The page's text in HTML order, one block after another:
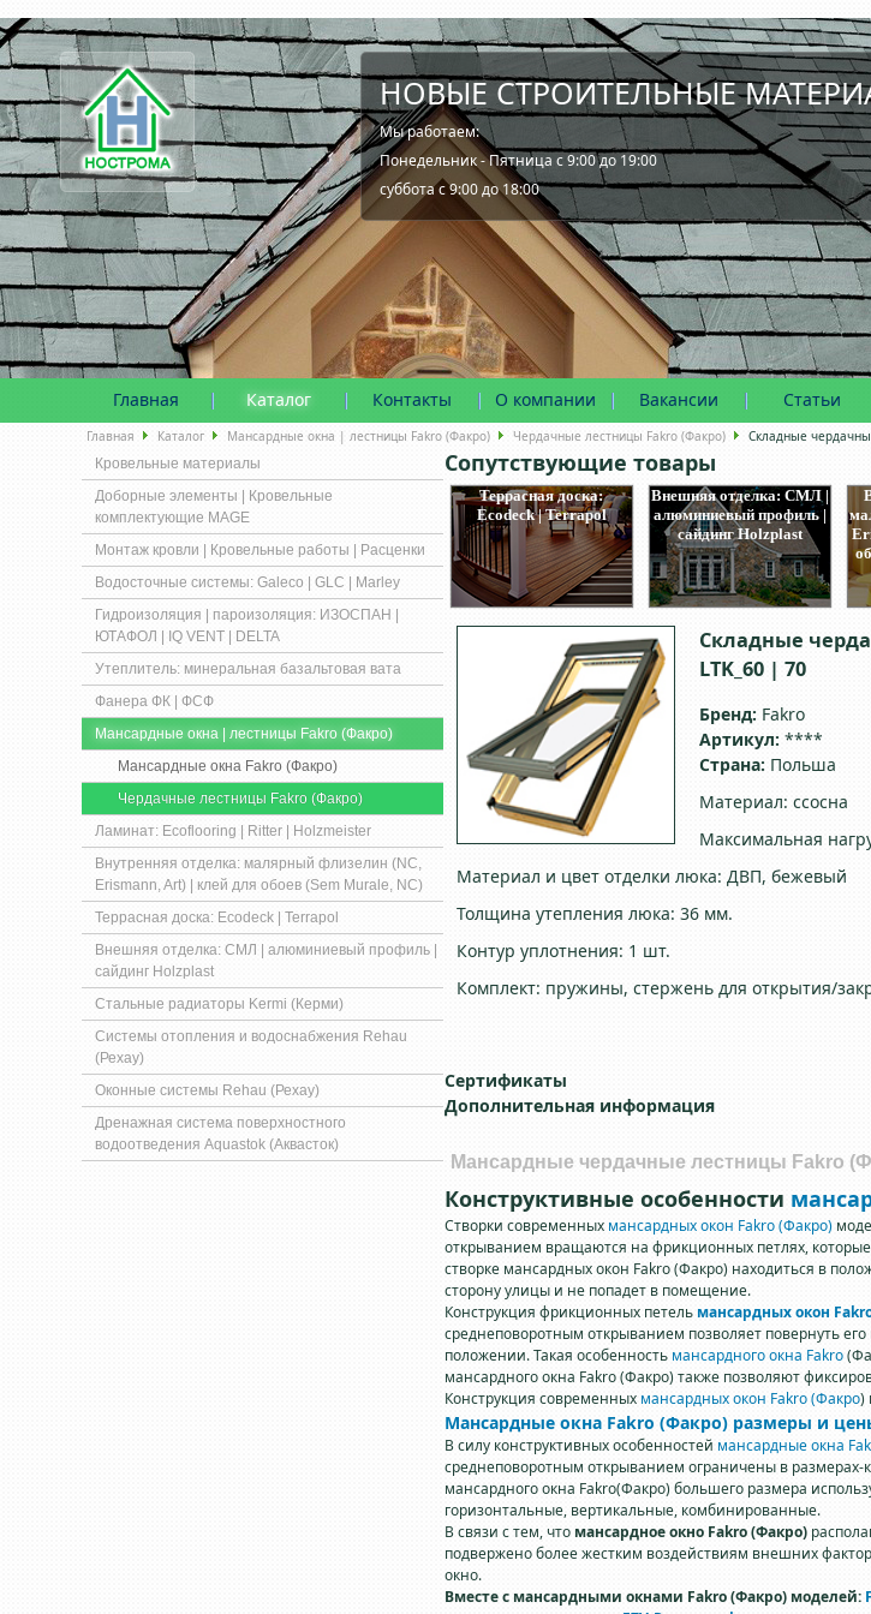
НОВЫЕ СТРОИТЕЛЬНЫЕ
Мы работаем:
Понедельник - Пятница с 9:00 до 19:00
суббота с 9:00 до 18:00
Главная Каталог Контакты О компании Вакансии Статьи
Главная Каталог Мансардные окна | лестницы Fakro (Факро) Чердачные лестницы Fakro (Факро)
Складные
Кровельные материалы
Доборные элементы | Кровельные
комплектующие MAGE
Монтаж кровли | Кровельные работы | Расценки
Водосточные системы: Galeco | GLC | Marley
Гидроизоляция | пароизоляция: ИЗОСПАН |
ЮТАФОЛ | IQ VENT | DELTA
Утеплитель: минеральная базальтовая вата
Фанера ФК | ФСФ
Мансардные окна | лестницы Fakro (Факро)
Мансардные окна Fakro (Факро)
Чердачные лестницы Fakro (Факро)
Ламинат: Ecoflooring | Ritter | Holzmeister
Внутренняя отделка: малярный флизелин (NC,
Erismann, Art) | клей для обоев (Sem Murale, NC)
Террасная доска: Ecodeck | Terrapol
Внешняя отделка: СМЛ | алюминиевый профиль |
сайдинг Holzplast
Стальные радиаторы Kermi (Керми)
Системы отопления и водоснабжения Rehau
(Рехау)
Оконные системы Rehau (Рехау)
Дренажная система поверхностного
водоотведения Aquastok (Аквасток)
Сопутствующие товары
Террасная доска:
Ecodeck | Terrapol
Внешняя отделка: СМЛ |
алюминиевый профиль |
сайдинг Holzplast
Складные
LTK_60 | 70
Бренд:Fakro
Артикул: ****
Страна:Польша
Материал: ссосна
Максимальная
Материал и цвет отделки люка: ДВП, бежевый
Толщина утепления люка: 36 мм.
Контур уплотнения: 1 шт.
Комплект: пружины, стержень для открытия/
Сертификаты
Дополнительная информация
Мансардные чердачные лестницы Fakro
Конструктивные особенности
Створки современных мансардных окон Fakro (Факро)
открыванием вращаются на фрикционных петлях,
створке мансардных окон Fakro (Факро) находиться в
сторону улицы и не попадет в помещение.
Конструкция фрикционных петель мансардных окон
среднеповоротным открыванием позволяет повернуть
положении. Такая особенность мансардного окна Fakro
мансардного окна Fakro (Факро) также позволяют
Конструкция современных мансардных окон Fakro (Факро)
Мансардные окна Fakro (Факро) размеры и
В силу конструктивных особенностей мансардные окна
среднеповоротным открыванием ограничены в
мансардного окна Fakro(Факро) большего размера
горизонтальные, вертикальные, комбинированные.
В связи с тем, чтомансардное окно Fakro (Факро)
подвержено более жестким воздействиям внешних
окно.
Вместе с мансардными окнами Fakro (Факро) моделей: